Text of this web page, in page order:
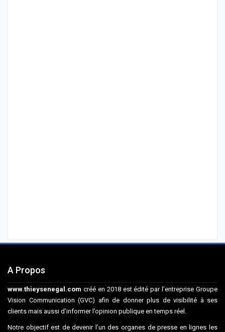
A Propos
www.thieysenegal.com créé en 2018 est édité par l’entreprise Groupe
Vision Communication (GVC) afin de donner plus de visibilité à ses
clients mais aussi d’informer l’opinion publique en temps réel.
Notre objectif est de devenir l’un des organes de presse en lignes les